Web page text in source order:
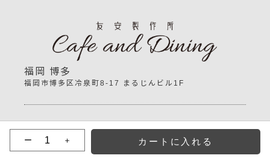
ー ＋
福岡 博多
福岡市博多区冷泉町8-17 まるじんビル1F
Copyright©TomoyasuseisakusyoAll Rights Reserved.